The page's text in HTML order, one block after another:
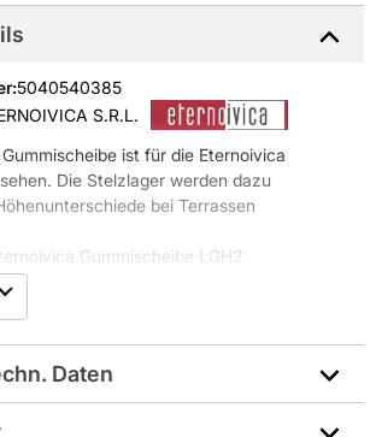
:5040540385
S.R.L.
ist für die Eternoivica
Die Stelzlager werden dazu
bei Terrassen
Gummischeibe LGH2:
2 mm
Daten